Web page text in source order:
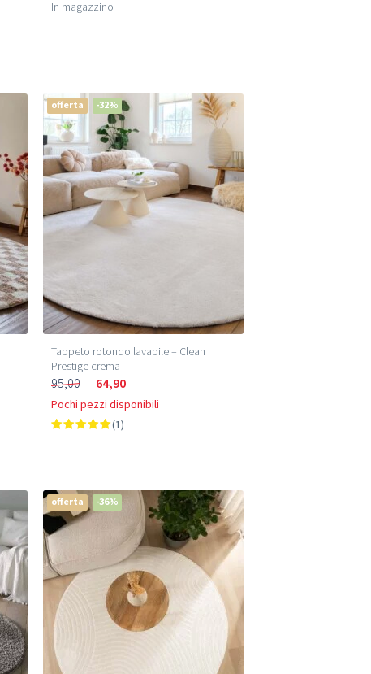
In magazzino
offerta -32%
Tappeto rotondo lavabile – Clean
Prestige crema
95,00 64,90
Pochi pezzi disponibili
(1)
offerta -36%